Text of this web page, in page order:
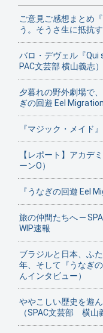
ご意見ご感想まとめ
う。そうさ生に抵抗す
バロ・デヴェル『
PAC文芸部 横山義志）
夕暮れの野外劇場で
ぎの回遊 Eel
『マジック・メイド
【レポート】アカデ
ーンO）
『うなぎの回遊 Eel
旅の仲間たちへ ─
WIP速報
ブラジルと日本、ふ
年、そして『うなぎ
んインタビュー）
ややこしい歴史を遊
（SPAC文芸部 横山